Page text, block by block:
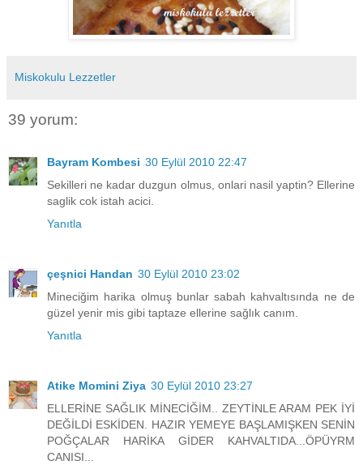
Miskokulu Lezzetler
39 yorum:
Bayram Kombesi 30 Eylül 2010 22:47
Sekilleri ne kadar duzgun olmus, onlari nasil yaptin? Ellerine
saglik cok istah acici.
Yanıtla
çeşnici Handan 30 Eylül 2010 23:02
Mineciğim harika olmuş bunlar sabah kahvaltısında ne de
güzel yenir mis gibi taptaze ellerine sağlık canım.
Yanıtla
Atike Momini Ziya 30 Eylül 2010 23:27
ELLERİNE SAĞLIK MİNECİĞİM.. ZEYTİNLE ARAM PEK İYİ
DEĞİLDİ ESKİDEN. HAZIR YEMEYE BAŞLAMIŞKEN SENİN
POĞÇALAR HARİKA GİDER KAHVALTIDA...ÖPÜYRM
CANISI...